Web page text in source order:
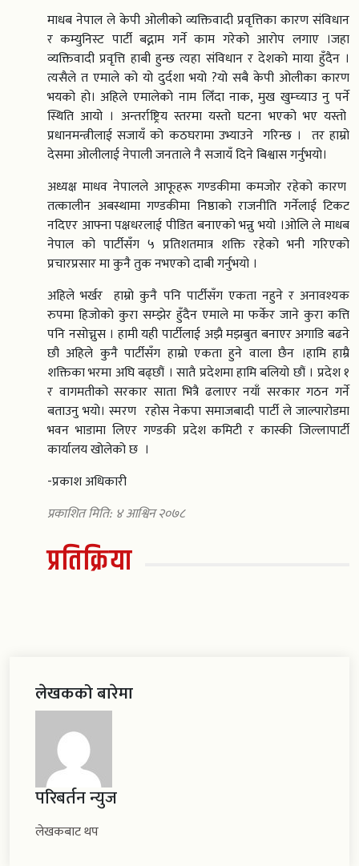
माधब नेपाल ले केपी ओलीको व्यक्तिवादी प्रवृत्तिका कारण संविधान
र कम्युनिस्ट पार्टी बद्नाम गर्ने काम गरेको आरोप लगाए ।जहा
व्यक्तिवादी प्रवृत्ति हाबी हुन्छ त्यहा संविधान र देशको माया हुँदैन ।
त्यसैले त एमाले को यो दुर्दशा भयो ?यो सबै केपी ओलीका कारण
भयको हो। अहिले एमालेको नाम लिँदा नाक, मुख खुम्च्याउ नु पर्ने
स्थिति आयो । अन्तर्राष्ट्रिय स्तरमा यस्तो घटना भएको भए यस्तो
प्रधानमन्त्रीलाई सजायँ को कठघरामा उभ्याउने गरिन्छ । तर हाम्रो
देसमा ओलीलाई नेपाली जनताले नै सजायँ दिने बिश्वास गर्नुभयो।
अध्यक्ष माधव नेपालले आफूहरू गण्डकीमा कमजोर रहेको कारण
तत्कालीन अबस्थामा गण्डकीमा निष्ठाको राजनीति गर्नेलाई टिकट
नदिएर आफ्ना पक्षधरलाई पीडित बनाएको भन्नु भयो ।ओलि ले माधब
नेपाल को पार्टीसँग ५ प्रतिशतमात्र शक्ति रहेको भनी गरिएको
प्रचारप्रसार मा कुनै तुक नभएको दाबी गर्नुभयो ।
अहिले भर्खर हाम्रो कुनै पनि पार्टीसँग एकता नहुने र अनावश्यक
रुपमा हिजोको कुरा सम्झेर हुँदैन एमाले मा फर्केर जाने कुरा कत्ति
पनि नसोच्नुस । हामी यही पार्टीलाई अझै मझबुत बनाएर अगाडि बढने
छौ अहिले कुनै पार्टीसँग हाम्रो एकता हुने वाला छैन ।हामि हाम्रै
शक्तिका भरमा अघि बढ्छौं । सातै प्रदेशमा हामि बलियो छौं । प्रदेश १
र वागमतीको सरकार साता भित्रै ढलाएर नयाँ सरकार गठन गर्ने
बताउनु भयो। स्मरण रहोस नेकपा समाजबादी पार्टी ले जाल्पारोडमा
भवन भाडामा लिएर गण्डकी प्रदेश कमिटी र कास्की जिल्लापार्टी
कार्यालय खोलेको छ ।
-प्रकाश अधिकारी
प्रकाशित मिति: ४ आश्विन २०७८
प्रतिक्रिया
लेखकको बारेमा
परिबर्तन न्युज
लेखकबाट थप